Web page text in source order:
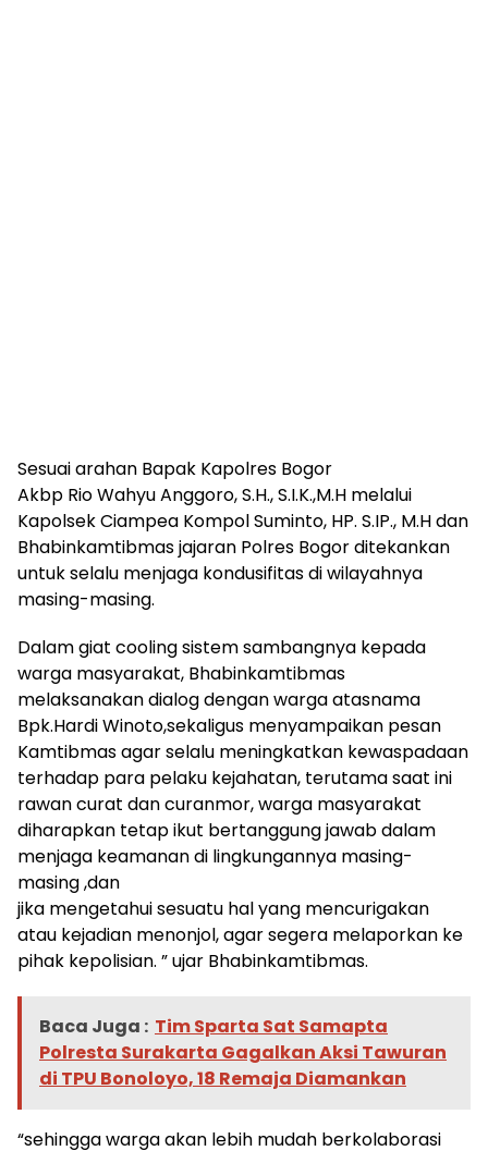
Sesuai arahan Bapak Kapolres Bogor
Akbp Rio Wahyu Anggoro, S.H., S.I.K.,M.H melalui
Kapolsek Ciampea Kompol Suminto, HP. S.IP., M.H dan
Bhabinkamtibmas jajaran Polres Bogor ditekankan
untuk selalu menjaga kondusifitas di wilayahnya
masing-masing.
Dalam giat cooling sistem sambangnya kepada
warga masyarakat, Bhabinkamtibmas
melaksanakan dialog dengan warga atasnama
Bpk.Hardi Winoto,sekaligus menyampaikan pesan
Kamtibmas agar selalu meningkatkan kewaspadaan
terhadap para pelaku kejahatan, terutama saat ini
rawan curat dan curanmor, warga masyarakat
diharapkan tetap ikut bertanggung jawab dalam
menjaga keamanan di lingkungannya masing-
masing ,dan
jika mengetahui sesuatu hal yang mencurigakan
atau kejadian menonjol, agar segera melaporkan ke
pihak kepolisian. ” ujar Bhabinkamtibmas.
Baca Juga : Tim Sparta Sat Samapta
Polresta Surakarta Gagalkan Aksi Tawuran
di TPU Bonoloyo, 18 Remaja Diamankan
“sehingga warga akan lebih mudah berkolaborasi